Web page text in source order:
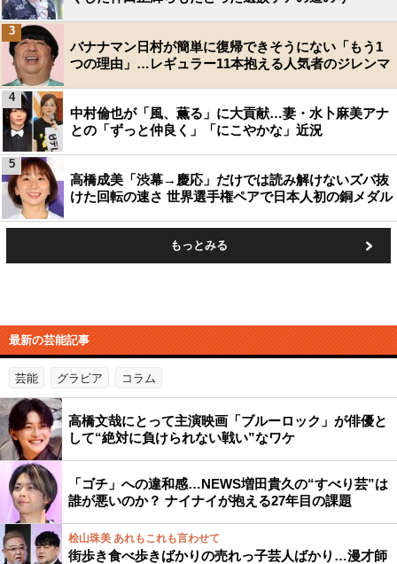
バナナマン日村が簡単に復帰できそうにない「もう1
つの理由」…レギュラー11本抱える人気者のジレンマ
3
中村倫也が「風、薫る」に大貢献…妻・水卜麻美アナ
との「ずっと仲良く」「にこやかな」近況
4
高橋成美「渋幕→慶応」だけでは読み解けないズバ抜
けた回転の速さ 世界選手権ペアで日本人初の銅メダル
5
もっとみる
最新の芸能記事
芸能 グラビア コラム
高橋文哉にとって主演映画「ブルーロック」が俳優と
して“絶対に負けられない戦い”なワケ
「ゴチ」への違和感…NEWS増田貴久の“すべり芸”は
誰が悪いのか？ ナイナイが抱える27年目の課題
桧山珠美 あれもこれも言わせて
街歩き食べ歩きばかりの売れっ子芸人ばかり…漫才師